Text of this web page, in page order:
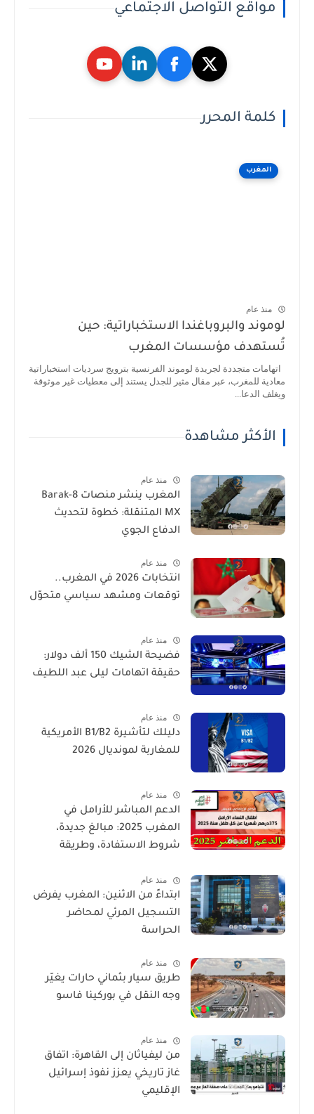
مواقع التواصل الاجتماعي
كلمة المحرر
المغرب
منذ عام
لوموند والبروباغندا الاستخباراتية: حين
تُستهدف مؤسسات المغرب
اتهامات متجددة لجريدة لوموند الفرنسية بترويج سرديات استخباراتية
معادية للمغرب، عبر مقال مثير للجدل يستند إلى معطيات غير موثوقة
ويغلف الدعا...
الأكثر مشاهدة
منذ عام
المغرب ينشر منصات Barak-8
MX المتنقلة: خطوة لتحديث
الدفاع الجوي
منذ عام
انتخابات 2026 في المغرب..
توقعات ومشهد سياسي متحوّل
منذ عام
فضيحة الشيك 150 ألف دولار:
حقيقة اتهامات ليلى عبد اللطيف
منذ عام
دليلك لتأشيرة B1/B2 الأمريكية
للمغاربة لمونديال 2026
منذ عام
الدعم المباشر للأرامل في
المغرب 2025: مبالغ جديدة،
شروط الاستفادة، وطريقة
منذ عام
ابتداءً من الاثنين: المغرب يفرض
التسجيل المرئي لمحاضر
الحراسة
منذ عام
طريق سيار بثماني حارات يغيّر
وجه النقل في بوركينا فاسو
منذ عام
من ليفياثان إلى القاهرة: اتفاق
غاز تاريخي يعزز نفوذ إسرائيل
الإقليمي